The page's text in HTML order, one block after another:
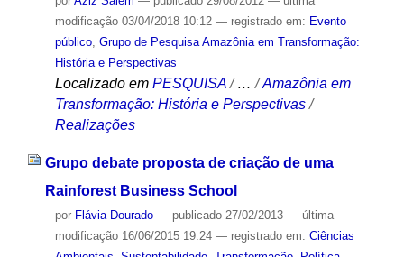
modificação03/04/2018 10:12 — registrado em: Evento
público, Grupo de Pesquisa Amazônia em Transformação:
História e Perspectivas
Localizado em PESQUISA /…/Amazônia em
Transformação: História e Perspectivas /
Realizações
Grupo debate proposta de criação de uma
Rainforest Business School
por Flávia Dourado — publicado27/02/2013 — última
modificação16/06/2015 19:24 — registrado em: Ciências